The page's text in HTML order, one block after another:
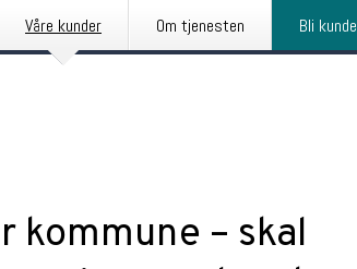
Våre kunder Om tjenesten Bli kunde
kommune – skal